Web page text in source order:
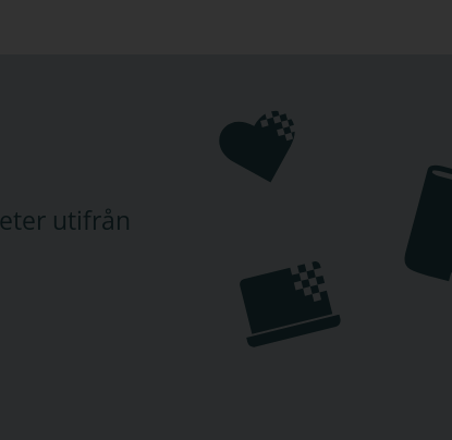
utifrån